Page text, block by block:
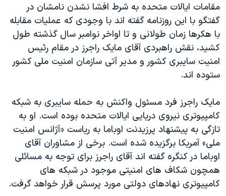
مقامات ایالات متحده به شرط افشا نشدن نامشان در
گفتگو با این روزنامه گفته اند با وجودی که عملیات مقابله
با هکرها زمان طولانی و تا اواخر نوامبر سال گذشته طول
کشید، نقش راهبردی آقای مایک راجرز در مقام رئیس
امنیت سایبری کشور و مدیر آتی سازمان امنیت ملی کشور
ستوده اند.
مایک راجرز فرد مسئول واکنش به حمله سایبری به شبکه
کامپیوتری نیروی دریایی ایالات متحده بوده است. او به
تازگی به پیشنهاد پرزیدنت اوباما به ریاست «آژانس امنیت
ملی» آمریکا برگزیده شده است. برخی از مشاوران آقای
اوباما در کنگره گفته اند آقای راجرز برای توجه به مسائلی
همچون شکاف های امنیتی موجود در شبکه های
کامپیوتری نهادهای دولتی مورد پرسش قرار خواهد گرفت.